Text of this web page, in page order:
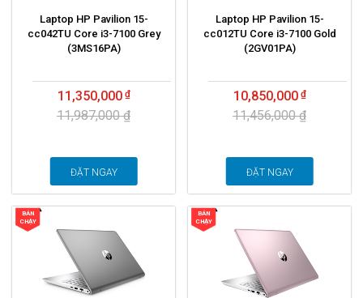
Laptop HP Pavilion 15-
cc042TU Core i3-7100 Grey
(3MS16PA)
11,350,000
11,987,000 ₫
ĐẶT NGAY
Laptop HP Pavilion 15-
cc012TU Core i3-7100 Gold
(2GV01PA)
10,850,000
11,456,000 ₫
ĐẶT NGAY
BÁN
CHẠY
BÁN
CHẠY